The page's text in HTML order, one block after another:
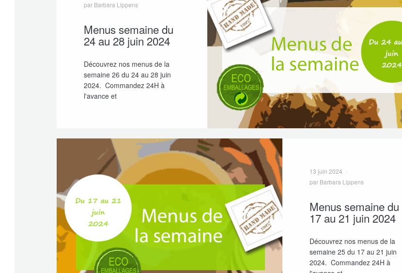
par Barbara Lippens
Menus semaine du
24 au 28 juin 2024
Découvrez nos menus de la
semaine 26 du 24 au 28 juin
2024. Commandez 24H à
l'avance et
13 juin 2024
par Barbara Lippens
Menus semaine du
17 au 21 juin 2024
Découvrez nos menus de la
semaine 25 du 17 au 21 juin
2024. Commandez 24H à